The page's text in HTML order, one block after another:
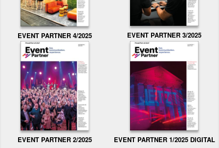
EVENT PARTNER 4/2025 EVENT PARTNER 3/2025
EVENT PARTNER 2/2025 EVENT PARTNER 1/2025 DIGITAL